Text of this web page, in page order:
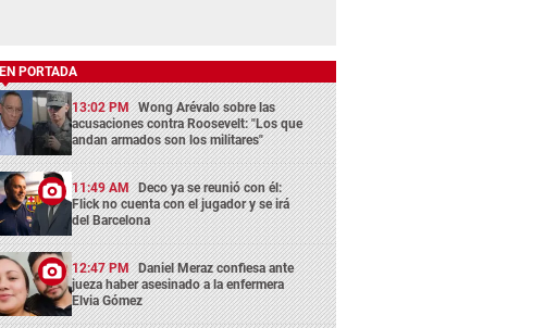
EN PORTADA
13:02 PM Wong Arévalo sobre las
acusaciones contra Roosevelt: "Los que
andan armados son los militares"
11:49 AM Deco ya se reunió con él:
Flick no cuenta con el jugador y se irá
del Barcelona
12:47 PM Daniel Meraz confiesa ante
jueza haber asesinado a la enfermera
Elvia Gómez